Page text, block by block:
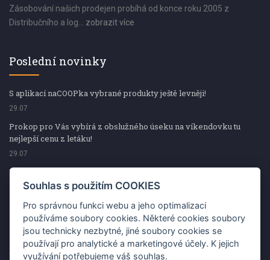
Zásobování našich prodejen probíhá od konce roku 2005 z
Distribučního a log... zobrazit více
Poslední novinky
S aplikací naCOOPka vybrané produkty ještě levněji!
29.07
Prokop pro Vás vybírá z obslužného úseku na víkendovku tu
nejlepší cenu z letáku!
29.07
Prokop pro Vás vybírá z obslužného úseku na víkendovku tu
nejlepší cenu z letáku!
Kup špekáčky od Váhaly a vyhraj s naCOOPkou sekerku Fiskars
29.07
Prokop pro Vás vybírá na víkendovku ty nejlepší ceny z letáku!
Souhlas s použitím COOKIES
Pro správnou funkci webu a jeho optimalizaci
používáme soubory cookies. Některé cookies soubory
jsou technicky nezbytné, jiné soubory cookies se
používají pro analytické a marketingové účely. K jejich
využívání potřebujeme váš souhlas.